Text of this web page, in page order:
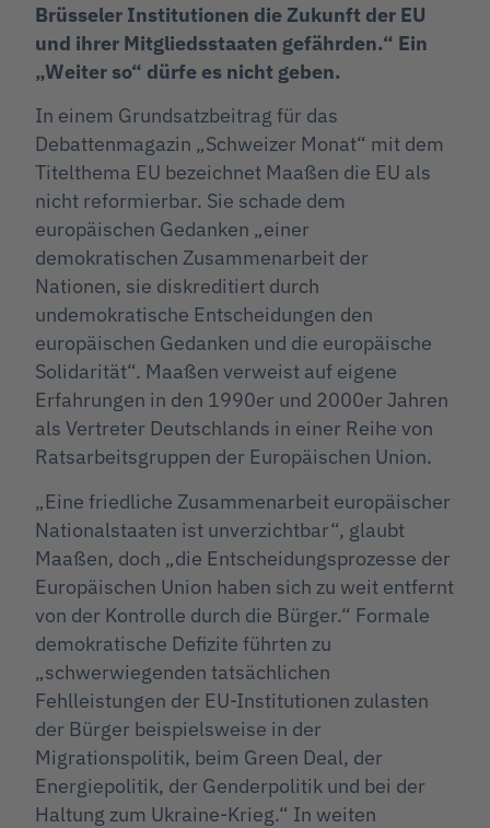
Brüsseler Institutionen die Zukunft der EU
und ihrer Mitgliedsstaaten gefährden.“ Ein
„Weiter so“ dürfe es nicht geben.
In einem Grundsatzbeitrag für das
Debattenmagazin „Schweizer Monat“ mit dem
Titelthema EU bezeichnet Maaßen die EU als
nicht reformierbar. Sie schade dem
europäischen Gedanken „einer
demokratischen Zusammenarbeit der
Nationen, sie diskreditiert durch
undemokratische Entscheidungen den
europäischen Gedanken und die europäische
Solidarität“. Maaßen verweist auf eigene
Erfahrungen in den 1990er und 2000er Jahren
als Vertreter Deutschlands in einer Reihe von
Ratsarbeitsgruppen der Europäischen Union.
„Eine friedliche Zusammenarbeit europäischer
Nationalstaaten ist unverzichtbar“, glaubt
Maaßen, doch „die Entscheidungsprozesse der
Europäischen Union haben sich zu weit entfernt
von der Kontrolle durch die Bürger.“ Formale
demokratische Defizite führten zu
„schwerwiegenden tatsächlichen
Fehlleistungen der EU-Institutionen zulasten
der Bürger beispielsweise in der
Migrationspolitik, beim Green Deal, der
Energiepolitik, der Genderpolitik und bei der
Haltung zum Ukraine-Krieg.“ In weiten